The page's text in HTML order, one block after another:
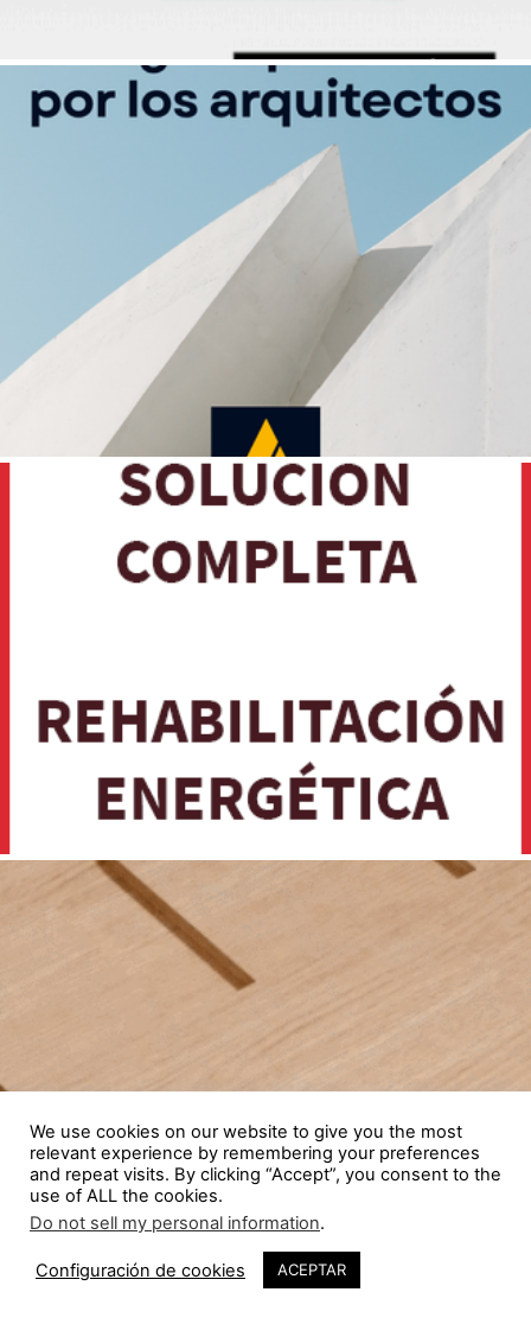
We use cookies on our website to give you the most
relevant experience by remembering your preferences
and repeat visits. By clicking “Accept”, you consent to the
use of ALL the cookies.
Do not sell my personal information.
Configuración de cookies ACEPTAR